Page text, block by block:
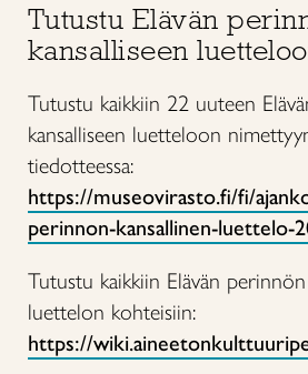
Tutustu Elävän
kansalliseen
Tutustu kaikkiin 22 uuteen
kansalliseen luetteloon
tiedotteessa:
https://museovirasto.fi/fi/
perinnon-kansallinen-luettelo-
Tutustu kaikkiin Elävän perinnön
luettelon kohteisiin:
https://